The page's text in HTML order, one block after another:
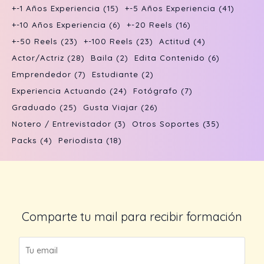
t
o
s
c
t
o
s
u
c
t
o
s
d
u
c
t
o
s
+-1 Años Experiencia (15) +-5 Años Experiencia (41)
+-10 Años Experiencia (6) +-20 Reels (16)
+-50 Reels (23) +-100 Reels (23) Actitud (4)
Actor/actriz (28) Baila (2) Edita Contenido (6)
Emprendedor (7) Estudiante (2)
Experiencia Actuando (24) Fotógrafo (7)
Graduado (25) Gusta Viajar (26)
Notero / Entrevistador (3) Otros Soportes (35)
Packs (4) Periodista (18)
Comparte tu mail para recibir formación